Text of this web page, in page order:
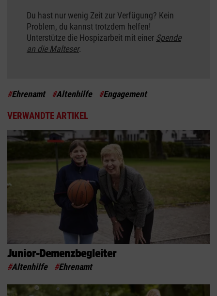
Du hast nur wenig Zeit zur Verfügung? Kein
Problem, du kannst trotzdem helfen!
Unterstütze die Hospizarbeit mit einer Spende
an die Malteser.
#Ehrenamt #Altenhilfe #Engagement
VERWANDTE ARTIKEL
Junior-Demenzbegleiter
#Altenhilfe #Ehrenamt